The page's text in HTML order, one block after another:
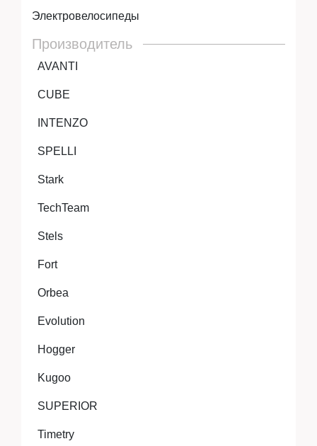
Электровелосипеды
Производитель
AVANTI
CUBE
INTENZO
SPELLI
Stark
TechTeam
Stels
Fort
Orbea
Evolution
Hogger
Kugoo
SUPERIOR
Timetry